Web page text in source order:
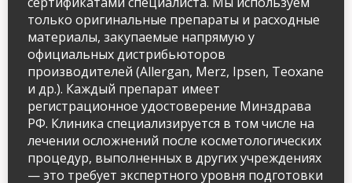
только оригинальные препараты и расходные
материалы, закупаемые напрямую у
официальных дистрибьюторов
производителей (Allergan, Merz, Ipsen, Teoxane
и др.). Каждый препарат имеет
регистрационное удостоверение Минздрава
РФ. Клиника специализируется в том числе на
лечении осложнений после косметологических
процедур, выполненных в других учреждениях
— это требует экспертного уровня подготовки